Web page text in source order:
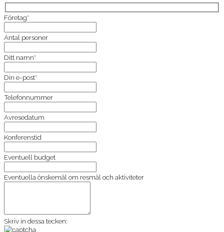
Företag*
Antal personer
Ditt namn*
Din e-post*
Telefonnummer
Avresedatum
Konferenstid
Eventuell budget
Eventuella önskemål om resmål och aktiviteter
Skriv in dessa tecken: